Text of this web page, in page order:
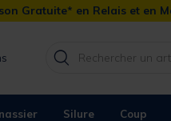
Gratuite* en Relais et en
Silure Coup